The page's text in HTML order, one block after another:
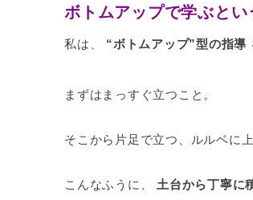
ボトムアップで学ぶとい
私は、 “ボトムアップ”型の指導
まずはまっすぐ立つこと。
そこから片足で立つ、ルルベに
こんなふうに、 土台から丁寧に